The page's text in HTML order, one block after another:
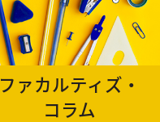
ファカルティズ・
コラム